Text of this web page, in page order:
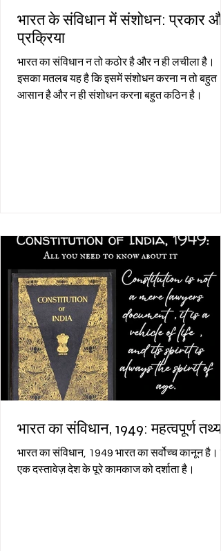
भारत के संविधान में संशोधन: प्रकार और
प्रक्रिया
भारत का संविधान न तो कठोर है और न ही लचीला है।
इसका मतलब यह है कि इसमें संशोधन करना न तो बहुत
आसान है और न ही संशोधन करना बहुत कठिन है।
भारत का संविधान, 1949: महत्वपूर्ण तथ्य
भारत का संविधान, 1949 भारत का सर्वोच्च कानून है।
एक दस्तावेज़ देश के पूरे कामकाज को दर्शाता है।